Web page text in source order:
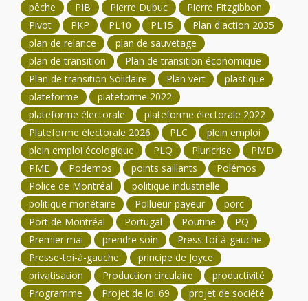
pêche
PIB Pierre Dubuc
Pierre Fitzgibbon
Pivot
PKP PL10 PL15
Plan d'action 2035
plan de relance
plan de sauvetage
plan de transition
Plan de transition économique
Plan de transition Solidaire
Plan vert
plastique
plateforme
plateforme 2022
plateforme électorale
plateforme électorale 2022
Plateforme électorale 2026
PLC
plein emploi
plein emploi écologique
PLQ Pluricrise
PMD
PME
Podemos points saillants
Polémos
Police de Montréal
politique industrielle
politique monétaire
Pollueur-payeur
porc
Port de Montréal
Portugal Poutine
PQ
Premier mai
prendre soin
Press-toi-à-gauche
Presse-toi-à-gauche
principe de Joyce
privatisation
Production circulaire
productivité
Programme
Projet de loi 69
projet de société